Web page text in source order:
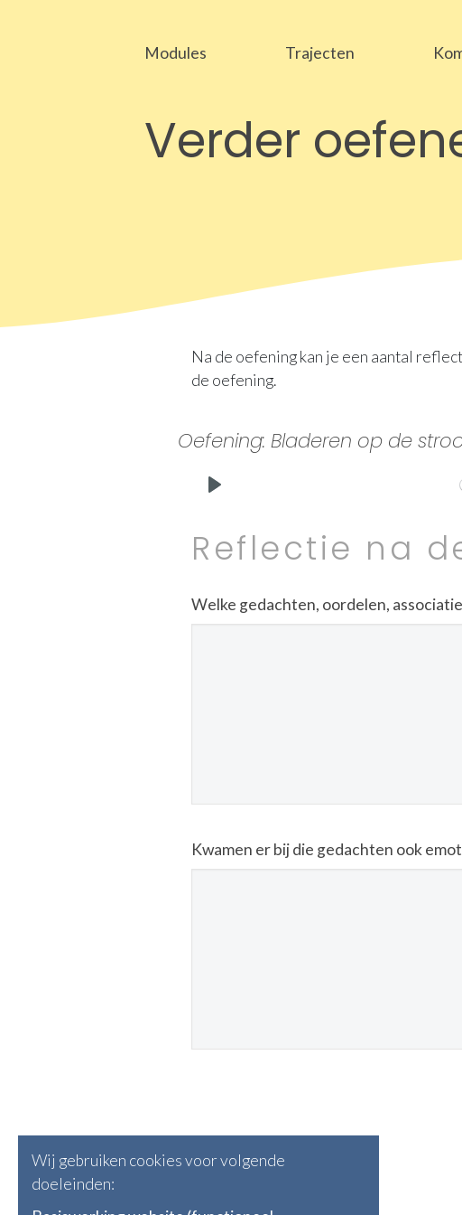
Modules Trajecten
Verder
Na de oefening kan je een aantal
de oefening.
Oefening: Bladeren op de
Reflectie na
Welke gedachten, oordelen,
Kwamen er bij die gedachten ook
Wij gebruiken cookies voor volgende
doeleinden: